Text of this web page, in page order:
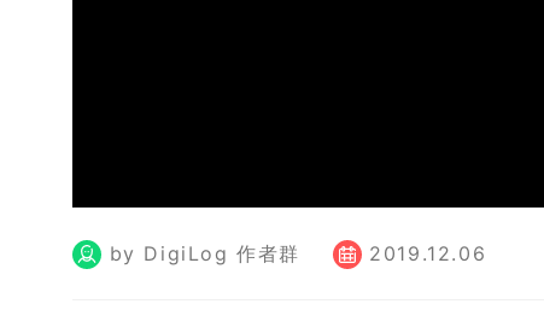
by DigiLog 作者群 2019.12.06